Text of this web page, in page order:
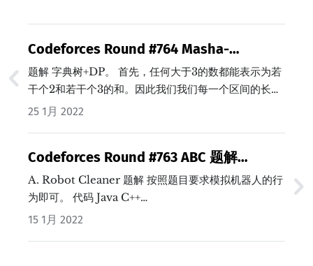
Codeforces Round #764 Masha-
forgetful 题解 (Java/C++)
题解 字典树+DP。 首先，任何大于3的数都能表示为若
干个2和若干个3的和。因此我们我们每一个区间的长度
要么是2要么是3。…
25 1月 2022
Codeforces Round #763 ABC 题解
(Java/C++)
A. Robot Cleaner 题解 按照题目要求模拟机器人的行
为即可。 代码 Java C++…
15 1月 2022